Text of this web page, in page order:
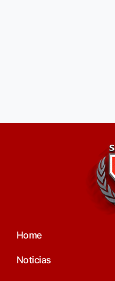
Home
Noticias